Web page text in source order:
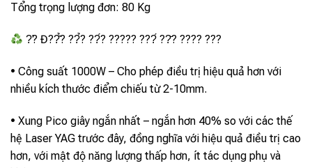
Tổng trọng lượng đơn: 80 Kg
?̛? Đ??̂̉? ??̉? ??́? ????? ???́ ??̆? ???? ???
• Công suất 1000W – Cho phép điều trị hiệu quả hơn với
nhiều kích thước điểm chiếu từ 2-10mm.
• Xung Pico giây ngắn nhất – ngắn hơn 40% so với các thế
hệ Laser YAG trước đây, đồng nghĩa với hiệu quả điều trị cao
hơn, với mật độ năng lượng thấp hơn, ít tác dụng phụ và